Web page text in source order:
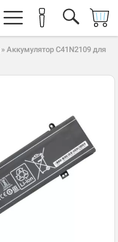
» Аккумулятор C41N2109 для